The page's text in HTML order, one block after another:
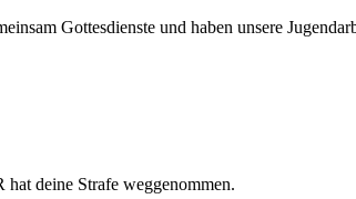
Gottesdienste und haben unsere
deine Strafe weggenommen.